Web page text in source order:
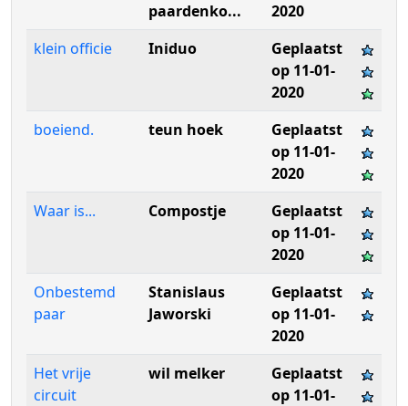
paardenko...
2020
klein officie
Iniduo
Geplaatst
op 11-01-
2020
boeiend.
teun hoek
Geplaatst
op 11-01-
2020
Waar is...
Compostje
Geplaatst
op 11-01-
2020
Onbestemd
paar
Stanislaus
Jaworski
Geplaatst
op 11-01-
2020
Het vrije
circuit
wil melker
Geplaatst
op 11-01-